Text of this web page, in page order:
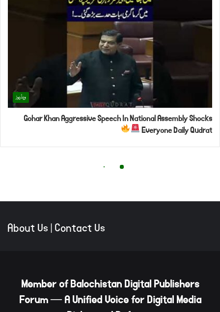
About Us|Contact Us
Member of Balochistan Digital Publishers
Forum — A Unified Voice for Digital Media